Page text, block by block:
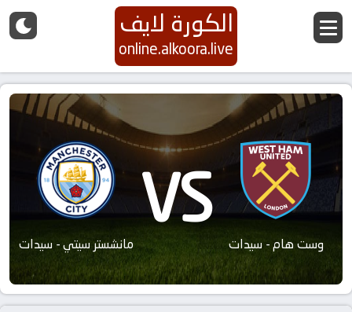
الكورة لايف
online.alkoora.live
وست هام - سيدات VS مانشستر سيتي - سيدات